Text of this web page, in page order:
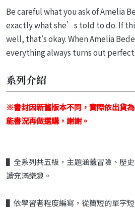
Be careful what you ask of Amelia
exactly what she’s told to do. If
well, that's okay. When Amelia
everything always turns out
系列介紹
※書封因新舊版本不同，實際依出貨
能書況再做選購，謝謝。
▌全系列共五級，主題涵蓋冒險、歷
讀充滿樂趣。
▌依學習者程度編寫，從簡短的單字